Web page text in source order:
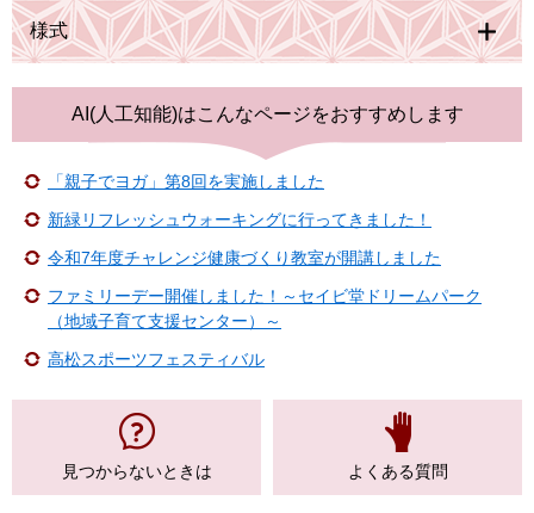
様式
AI(人工知能)はこんなページをおすすめします
「親子でヨガ」第8回を実施しました
新緑リフレッシュウォーキングに行ってきました！
令和7年度チャレンジ健康づくり教室が開講しました
ファミリーデー開催しました！～セイビ堂ドリームパーク
（地域子育て支援センター）～
高松スポーツフェスティバル
見つからないときは よくある質問